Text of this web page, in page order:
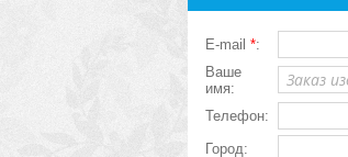
E-mail *:
Ваше
имя:
Телефон:
Город: